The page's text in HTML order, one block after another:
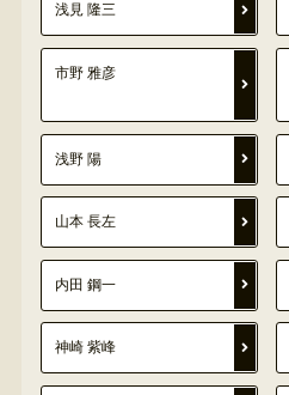
浅見 隆三
市野 雅彦
浅野 陽
山本 長左
内田 鋼一
神崎 紫峰